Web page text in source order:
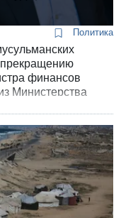
Политика
прекращению
финансов
Министерства